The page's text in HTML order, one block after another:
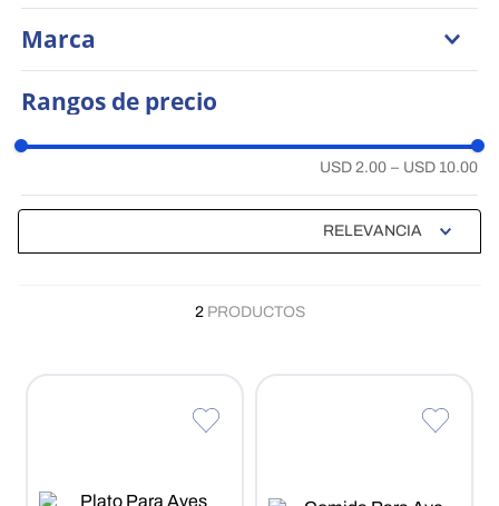
RELEVANCIA
Accesorios
Marca
Generica
Rangos de precio
USD 2.00 – USD 10.00
2 PRODUCTOS